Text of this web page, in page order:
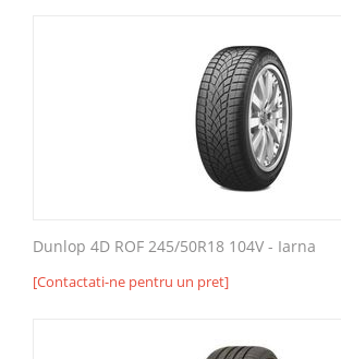
Dunlop 4D ROF 245/50R18 104V - Iarna
[Contactati-ne pentru un pret]